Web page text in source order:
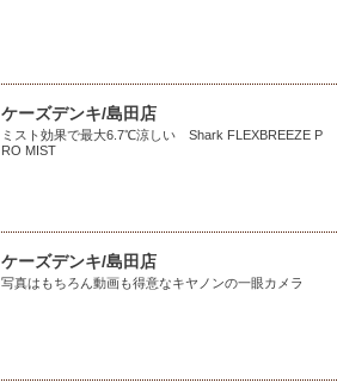
ケーズデンキ/島田店
ミスト効果で最大6.7℃涼しい Shark FLEXBREEZE P
RO MIST
ケーズデンキ/島田店
写真はもちろん動画も得意なキヤノンの一眼カメラ